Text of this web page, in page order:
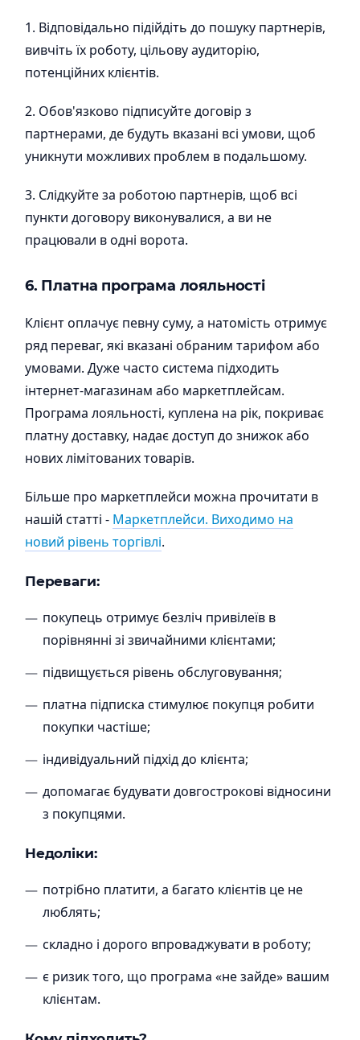
1. Відповідально підійдіть до пошуку партнерів,
вивчіть їх роботу, цільову аудиторію,
потенційних клієнтів.
2. Обов'язково підписуйте договір з
партнерами, де будуть вказані всі умови, щоб
уникнути можливих проблем в подальшому.
3. Слідкуйте за роботою партнерів, щоб всі
пункти договору виконувалися, а ви не
працювали в одні ворота.
6. Платна програма лояльності
Клієнт оплачує певну суму, а натомість отримує
ряд переваг, які вказані обраним тарифом або
умовами. Дуже часто система підходить
інтернет-магазинам або маркетплейсам.
Програма лояльності, куплена на рік, покриває
платну доставку, надає доступ до знижок або
нових лімітованих товарів.
Більше про маркетплейси можна прочитати в
нашій статті - Маркетплейси. Виходимо на
новий рівень торгівлі.
Переваги:
покупець отримує безліч привілеїв в
порівнянні зі звичайними клієнтами;
підвищується рівень обслуговування;
платна підписка стимулює покупця робити
покупки частіше;
індивідуальний підхід до клієнта;
допомагає будувати довгострокові відносини
з покупцями.
Недоліки:
потрібно платити, а багато клієнтів це не
люблять;
складно і дорого впроваджувати в роботу;
є ризик того, що програма «не зайде» вашим
клієнтам.